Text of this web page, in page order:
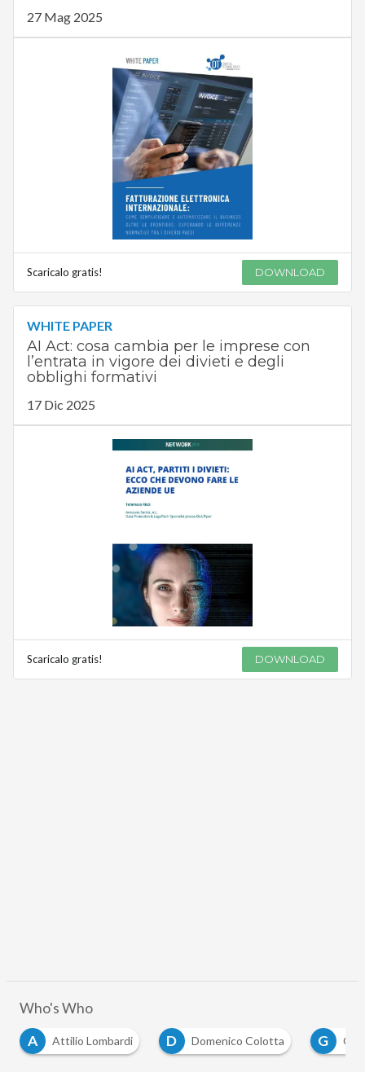
27 Mag 2025
Scaricalo gratis! DOWNLOAD
WHITE PAPER
AI Act: cosa cambia per le imprese con
l’entrata in vigore dei divieti e degli
obblighi formativi
17 Dic 2025
Scaricalo gratis! DOWNLOAD
Who's Who
D
Domenico Colotta G Giuseppe De Rita I